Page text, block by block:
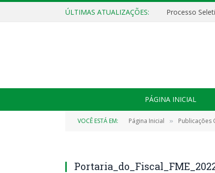
ÚLTIMAS ATUALIZAÇÕES:
PÁGINA INICIAL
VOCÊ ESTÁ EM: Página Inicial » Publicações